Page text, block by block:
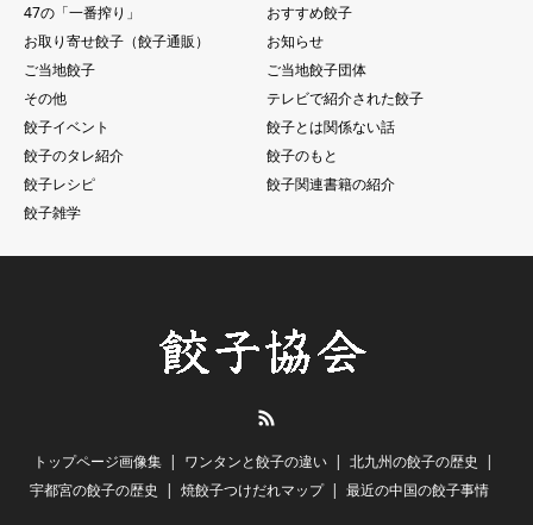
47の「一番搾り」
おすすめ餃子
お取り寄せ餃子（餃子通販）
お知らせ
ご当地餃子
ご当地餃子団体
その他
テレビで紹介された餃子
餃子イベント
餃子とは関係ない話
餃子のタレ紹介
餃子のもと
餃子レシピ
餃子関連書籍の紹介
餃子雑学
トップページ画像集 ワンタンと餃子の違い
北九州の餃子の歴史
宇都宮の餃子の歴史
焼餃子つけだれマップ 最近の中国の餃子事情